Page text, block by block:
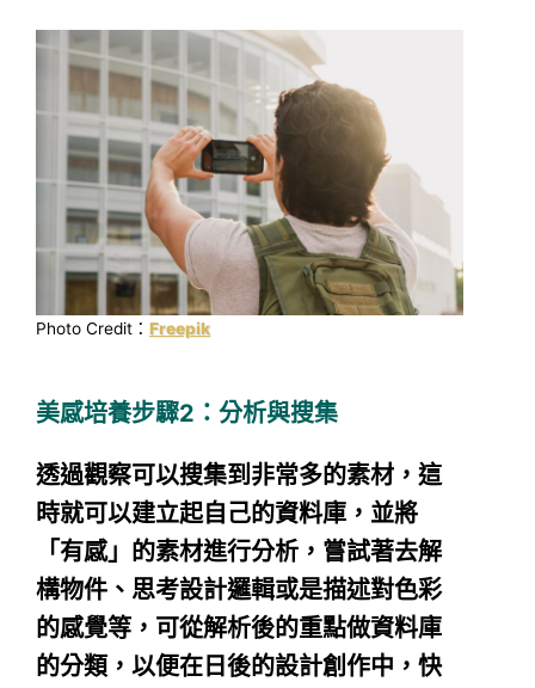
Photo Credit： Freepik
美感培養步驟2：分析與搜集
透過觀察可以搜集到非常多的素材，這
時就可以建立起自己的資料庫，並將
「有感」的素材進行分析，嘗試著去解
構物件、思考設計邏輯或是描述對色彩
的感覺等，可從解析後的重點做資料庫
的分類，以便在日後的設計創作中，快